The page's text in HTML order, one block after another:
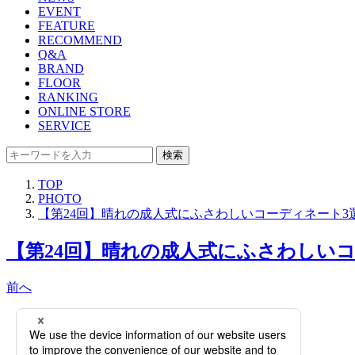
EVENT
FEATURE
RECOMMEND
Q&A
BRAND
FLOOR
RANKING
ONLINE STORE
SERVICE
検索
TOP
PHOTO
【第24回】晴れの成人式にふさわしいコーディネート3
【第24回】晴れの成人式にふさわしい
前へ